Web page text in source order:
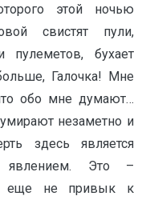
этой ночью
свистят пули,
пулеметов, бухает
Галочка! Мне
обо мне думают…
незаметно и
здесь является
явлением. Это –
еще не привык к